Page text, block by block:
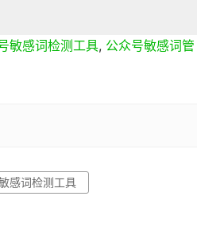
敏感词检测工具, 公众号敏感词管
感词检测工具